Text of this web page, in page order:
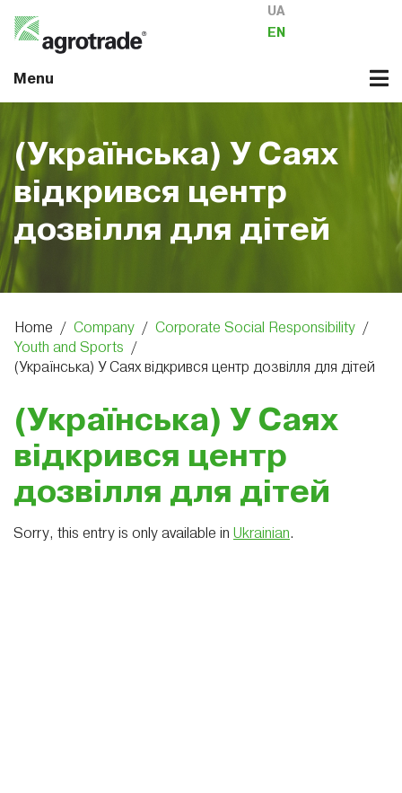
Menu
UA
EN
(Українська) У Саях
відкрився центр
дозвілля для дітей
Home / Company / Corporate Social Responsibility /
Youth and Sports /
(Українська) У Саях відкрився центр дозвілля для дітей
(Українська) У Саях
відкрився центр
дозвілля для дітей
Sorry, this entry is only available in Ukrainian.